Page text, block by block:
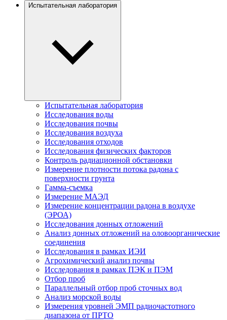
Испытательная лаборатория
Испытательная лаборатория
Исследования воды
Исследования почвы
Исследования воздуха
Исследования отходов
Исследования физических факторов
Контроль радиационной обстановки
Измерение плотности потока радона с
поверхности грунта
Гамма-съемка
Измерение МАЭД
Измерение концентрации радона в воздухе
(ЭРОА)
Исследования донных отложений
Анализ донных отложений на оловоорганические
соединения
Исследования в рамках ИЭИ
Агрохимический анализ почвы
Исследования в рамках ПЭК и ПЭМ
Отбор проб
Параллельный отбор проб сточных вод
Анализ морской воды
Измерения уровней ЭМП радиочастотного
диапазона от ПРТО